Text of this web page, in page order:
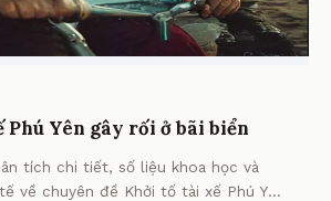
Yên gây rối ở bãi biển
tích chi tiết, số liệu khoa học và
về chuyên đề Khởi tố tài xế Phú Yên